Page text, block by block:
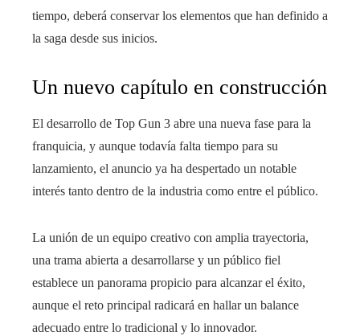
tiempo, deberá conservar los elementos que han definido a
la saga desde sus inicios.
Un nuevo capítulo en construcción
El desarrollo de Top Gun 3 abre una nueva fase para la
franquicia, y aunque todavía falta tiempo para su
lanzamiento, el anuncio ya ha despertado un notable
interés tanto dentro de la industria como entre el público.
La unión de un equipo creativo con amplia trayectoria,
una trama abierta a desarrollarse y un público fiel
establece un panorama propicio para alcanzar el éxito,
aunque el reto principal radicará en hallar un balance
adecuado entre lo tradicional y lo innovador.